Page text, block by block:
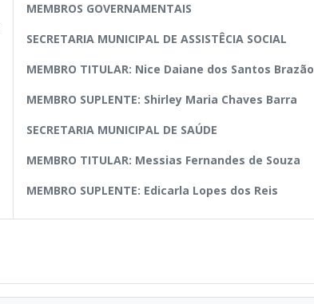
MEMBROS GOVERNAMENTAIS
SECRETARIA MUNICIPAL DE ASSISTÊCIA SOCIAL
MEMBRO TITULAR: Nice Daiane dos Santos Brazão
MEMBRO SUPLENTE: Shirley Maria Chaves Barra
SECRETARIA MUNICIPAL DE SAÚDE
MEMBRO TITULAR: Messias Fernandes de Souza
MEMBRO SUPLENTE: Edicarla Lopes dos Reis